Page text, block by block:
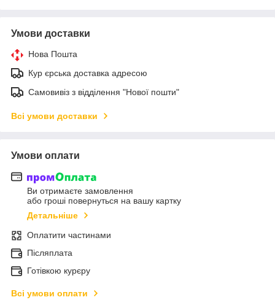
Умови доставки
Нова Пошта
Кур єрська доставка адресою
Самовивіз з відділення "Нової пошти"
Всі умови доставки
Умови оплати
Ви отримаєте замовлення
або гроші повернуться на вашу картку
Детальніше
Оплатити частинами
Післяплата
Готівкою курєру
Всі умови оплати